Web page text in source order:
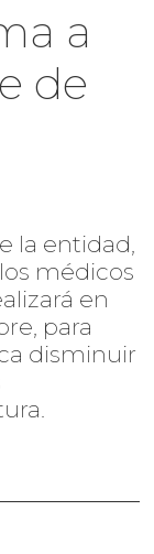
a
de
la entidad,
médicos
en
para
disminuir